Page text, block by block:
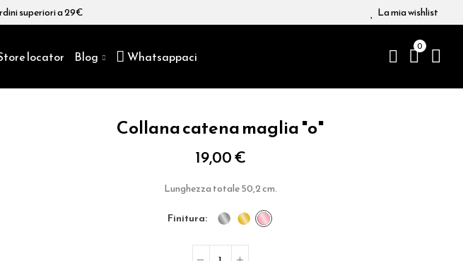
superiori a 29€ La mia wishlist
locator Blog Whatsappaci
0
Collana catena maglia "o"
19,00 €
Lunghezza totale 50,2 cm.
finitura